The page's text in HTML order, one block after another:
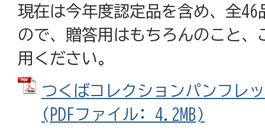
現在は今年度認定品を含め、全46
ので、贈答用はもちろんのこと、
用ください。
つくばコレクションパンフレ
(PDFファイル: 4.2MB)